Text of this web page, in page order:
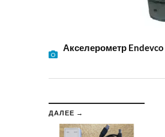
Акселерометр
ДАЛЕЕ →